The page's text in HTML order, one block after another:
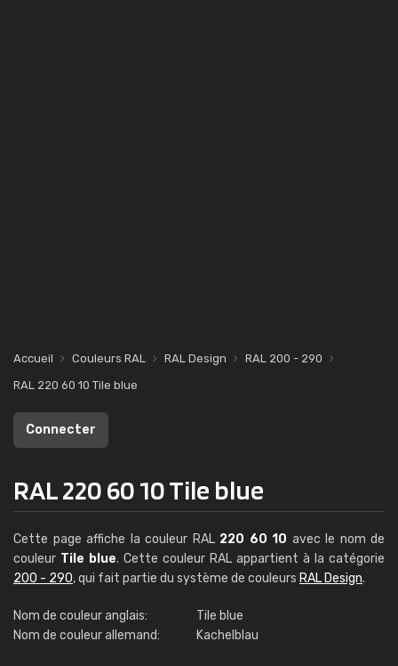
Accueil Couleurs RAL RAL Design
RAL 200 - 290
RAL 220 60 10 Tile blue
Connecter
RAL 220 60 10 Tile blue
Cette page affiche la couleur RAL 220 60 10 avec le nom de
couleur Tile blue. Cette couleur RAL appartient à la catégorie
200 - 290, qui fait partie du système de couleurs RAL Design.
Nom de couleur anglais:
Tile blue
Nom de couleur allemand:
Kachelblau